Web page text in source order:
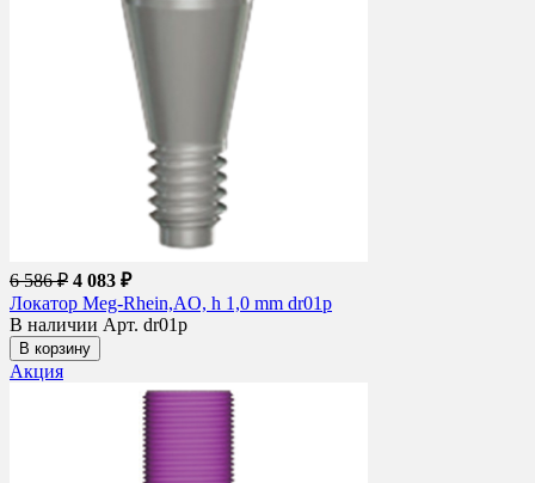
6 586 ₽ 4 083 ₽
Локатор Meg-Rhein,AO, h 1,0 mm dr01p
В наличии Арт. dr01p
В корзину
Акция